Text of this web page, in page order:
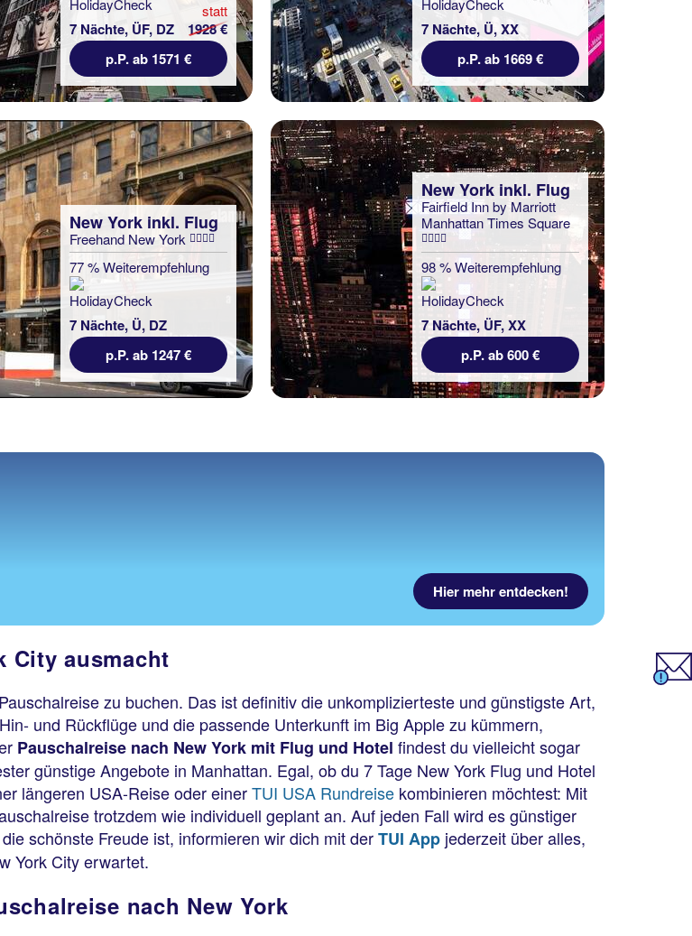
7 Nächte, ÜF, DZ
statt
1928 €
p.P. ab 1571 €
7 Nächte, Ü, XX
p.P. ab 1669 €
New York inkl. Flug
Freehand New York
77 % Weiterempfehlung
7 Nächte, Ü, DZ
p.P. ab 1247 €
New York inkl. Flug
Fairfield Inn by Marriott
Manhattan Times Square
98 % Weiterempfehlung
7 Nächte, ÜF, XX
p.P. ab 600 €
Hier mehr entdecken!
City ausmacht
zu buchen. Das ist definitiv die unkomplizierteste und günstigste Art,
und Rückflüge und die passende Unterkunft im Big Apple zu kümmern,
Pauschalreise nach New York mit Flug und Hotel findest du vielleicht sogar
günstige Angebote in Manhattan. Egal, ob du 7 Tage New York Flug und Hotel
längeren USA-Reise oder einerTUI USA Rundreise kombinieren möchtest: Mit
trotzdem wie individuell geplant an. Auf jeden Fall wird es günstiger
schönste Freude ist, informieren wir dich mit derTUI App jederzeit über alles,
York City erwartet.
nach New York